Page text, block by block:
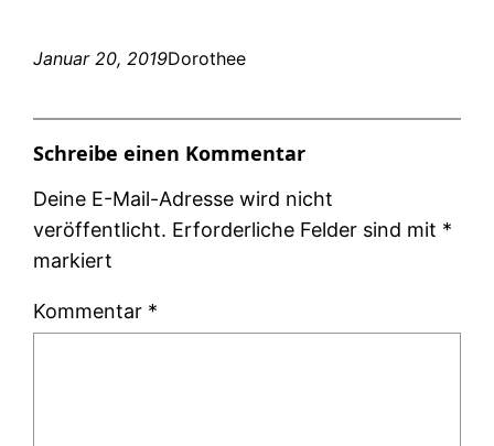
Januar 20, 2019Dorothee
Schreibe einen Kommentar
Deine E-Mail-Adresse wird nicht
veröffentlicht. Erforderliche Felder sind mit *
markiert
Kommentar *